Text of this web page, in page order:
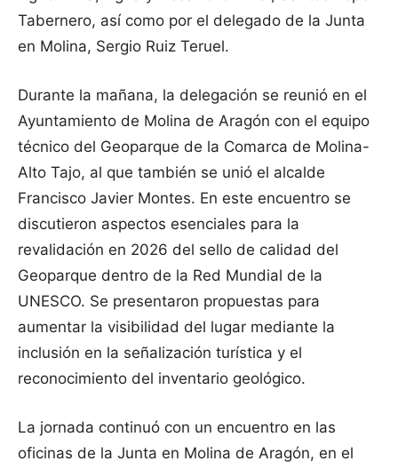
Tabernero, así como por el delegado de la Junta
en Molina, Sergio Ruiz Teruel.
Durante la mañana, la delegación se reunió en el
Ayuntamiento de Molina de Aragón con el equipo
técnico del Geoparque de la Comarca de Molina-
Alto Tajo, al que también se unió el alcalde
Francisco Javier Montes. En este encuentro se
discutieron aspectos esenciales para la
revalidación en 2026 del sello de calidad del
Geoparque dentro de la Red Mundial de la
UNESCO. Se presentaron propuestas para
aumentar la visibilidad del lugar mediante la
inclusión en la señalización turística y el
reconocimiento del inventario geológico.
La jornada continuó con un encuentro en las
oficinas de la Junta en Molina de Aragón, en el